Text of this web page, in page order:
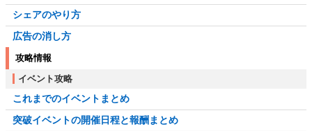
シェアのやり方
広告の消し方
攻略情報
イベント攻略
これまでのイベントまとめ
突破イベントの開催日程と報酬まとめ